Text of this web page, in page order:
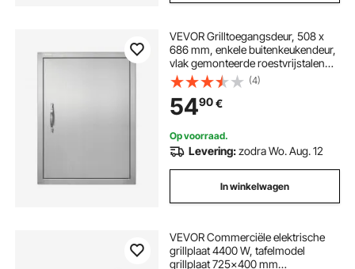
VEVOR Grilltoegangsdeur, 508 x
686 mm, enkele buitenkeukendeur,
vlak gemonteerde roestvrijstalen
deur, verticale wanddeur met
handgreep, voor grill-eiland,
grillstation, buitenkast
(4)
5490€
Op voorraad.
Levering:zodra Wo. Aug. 12
In winkelwagen
VEVOR Commerciële elektrische
grillplaat 4400 W, tafelmodel
grillplaat 725x400 mm